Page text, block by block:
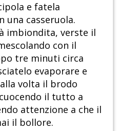
e fatela
una casseruola.
imbiondita, verste il
con il
tre minuti circa
evaporare e
volta il brodo
il tutto a
attenzione a che il
il bollore.